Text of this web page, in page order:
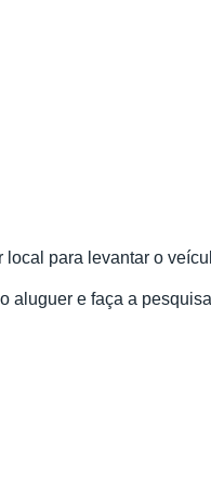
para levantar o
aluguer e faça a